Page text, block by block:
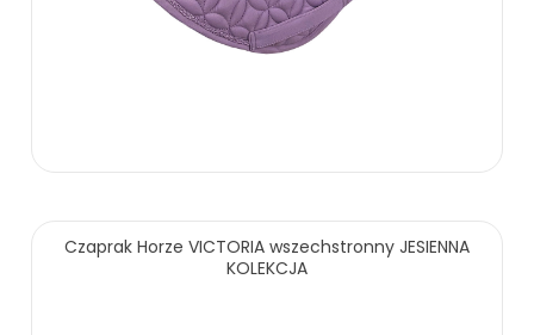
ZOBACZ WIĘCEJ
Czaprak Horze VICTORIA wszechstronny JESIENNA
KOLEKCJA